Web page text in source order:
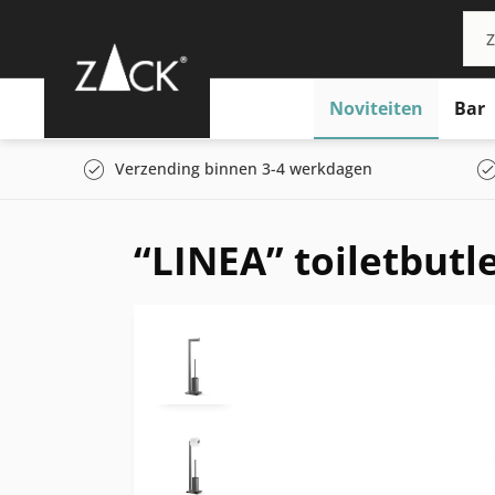
Noviteiten Bar
Verzending binnen 3-4 werkdagen
“LINEA”